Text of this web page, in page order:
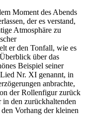
Moment des Abends
der es verstand,
Atmosphäre zu
er den Tonfall, wie es
über das
Beispiel seiner
Nr. XI genannt, in
anbrachte,
der Rollenfigur zurück
den zurückhaltenden
Vorhang der kleinen